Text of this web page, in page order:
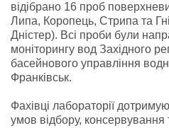
відібрано 16 проб
Липа, Коропець, Стрипа та
Дністер). Всі проби були
моніторингу вод Західного
басейнового управління
Франківськ.
Фахівці лабораторії
умов відбору,